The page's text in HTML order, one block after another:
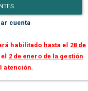
cuenta
habilitado hasta el 28 de
2 de enero de la gestión
atención.